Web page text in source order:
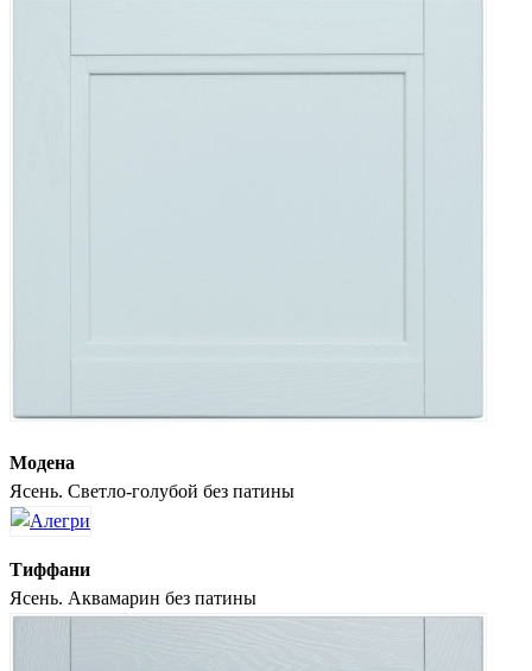
Модена
Ясень. Светло-голубой без патины
Тиффани
Ясень. Аквамарин без патины